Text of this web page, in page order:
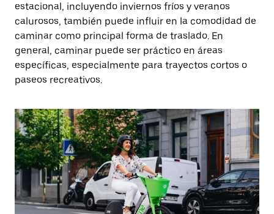
estacional, incluyendo inviernos fríos y veranos
calurosos, también puede influir en la comodidad de
caminar como principal forma de traslado. En
general, caminar puede ser práctico en áreas
específicas, especialmente para trayectos cortos o
paseos recreativos.